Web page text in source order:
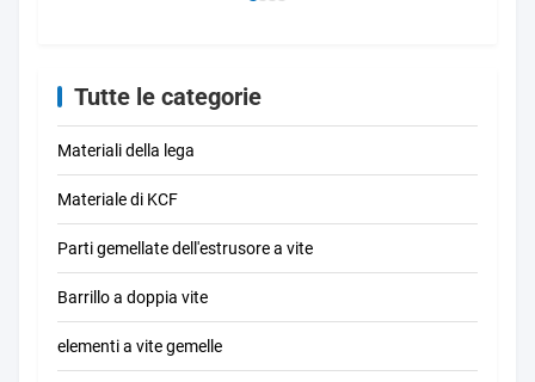
Tutte le categorie
Materiali della lega
Materiale di KCF
Parti gemellate dell'estrusore a vite
Barrillo a doppia vite
elementi a vite gemelle